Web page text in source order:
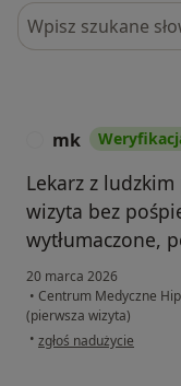
Szukaj w opiniach
mk
Lekarz z
wizyta bez
wytłumaczone,
20 marca 2026
• Centrum Medyczne
(pierwsza wizyta)
• w opinii użytkownika mk
zgłoś nadużycie